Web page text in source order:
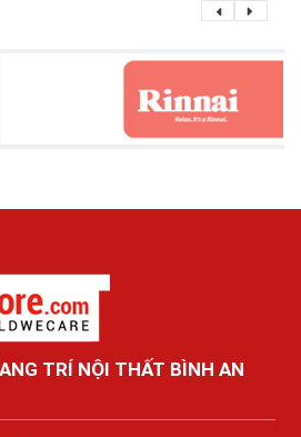
TRÍ NỘI THẤT BÌNH AN